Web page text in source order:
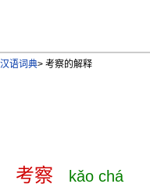
汉语词典> 考察的解释
考察 kǎo chá